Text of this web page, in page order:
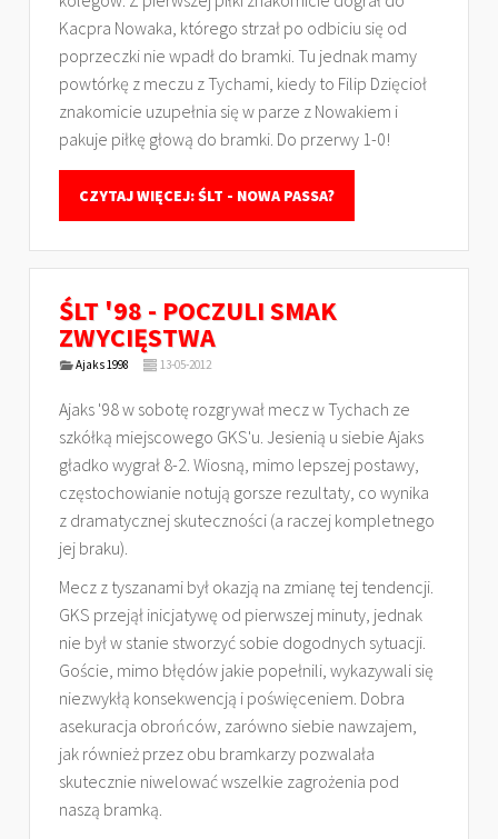
Kacpra Nowaka, którego strzał po odbiciu się od
poprzeczki nie wpadł do bramki. Tu jednak mamy
powtórkę z meczu z Tychami, kiedy to Filip Dzięcioł
znakomicie uzupełnia się w parze z Nowakiem i
pakuje piłkę głową do bramki. Do przerwy 1-0!
CZYTAJ WIĘCEJ: ŚLT - NOWA PASSA?
ŚLT '98 - POCZULI SMAK
ZWYCIĘSTWA
Ajaks 1998 13-05-2012
Ajaks '98 w sobotę rozgrywał mecz w Tychach ze
szkółką miejscowego GKS'u. Jesienią u siebie Ajaks
gładko wygrał 8-2. Wiosną, mimo lepszej postawy,
częstochowianie notują gorsze rezultaty, co wynika
z dramatycznej skuteczności (a raczej kompletnego
jej braku).
Mecz z tyszanami był okazją na zmianę tej tendencji.
GKS przejął inicjatywę od pierwszej minuty, jednak
nie był w stanie stworzyć sobie dogodnych sytuacji.
Goście, mimo błędów jakie popełnili, wykazywali się
niezwykłą konsekwencją i poświęceniem. Dobra
asekuracja obrońców, zarówno siebie nawzajem,
jak również przez obu bramkarzy pozwalała
skutecznie niwelować wszelkie zagrożenia pod
naszą bramką.